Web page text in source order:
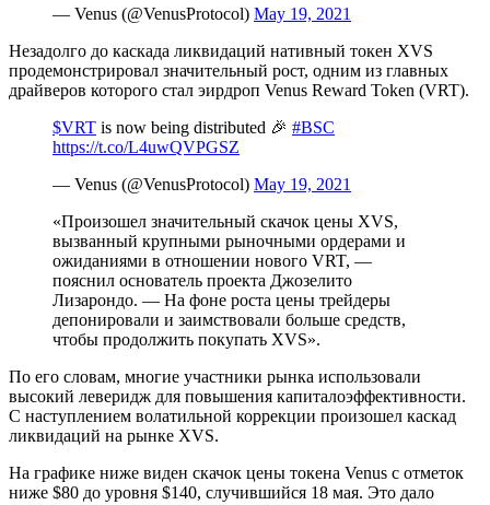
— Venus (@VenusProtocol) May 19, 2021
Незадолго до каскада ликвидаций нативный токен XVS
продемонстрировал значительный рост, одним из главных
драйверов которого стал эирдроп Venus Reward Token (VRT).
$VRT is now being distributed 🎉 #BSC
https://t.co/L4uwQVPGSZ
— Venus (@VenusProtocol) May 19, 2021
«Произошел значительный скачок цены XVS,
вызванный крупными рыночными ордерами и
ожиданиями в отношении нового VRT, —
пояснил основатель проекта Джозелито
Лизарондо. — На фоне роста цены трейдеры
депонировали и заимствовали больше средств,
чтобы продолжить покупать XVS».
По его словам, многие участники рынка использовали
высокий леверидж для повышения капиталоэффективности.
С наступлением волатильной коррекции произошел каскад
ликвидаций на рынке XVS.
На графике ниже виден скачок цены токена Venus с отметок
ниже $80 до уровня $140, случившийся 18 мая. Это дало